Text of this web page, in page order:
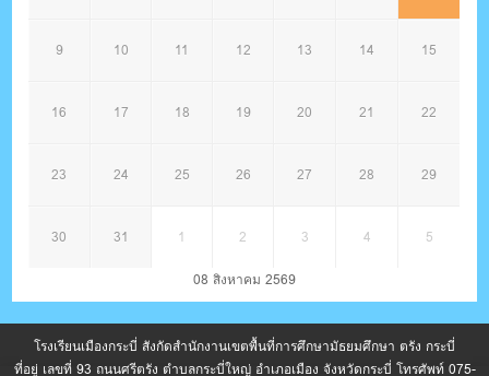
9 10 11 12 13 14 15
16 17 18 19 20 21 22
23 24 25 26 27 28 29
30 31 1 2 3 4 5
08 สิงหาคม 2569
โรงเรียนเมืองกระบี่ สังกัดสำนักงานเขตพื้นที่การศึกษามัธยมศึกษา ตรัง กระบี่
ที่อยู่ เลขที่ 93 ถนนศรีตรัง ตำบลกระบี่ใหญ่ อำเภอเมือง จังหวัดกระบี่ โทรศัพท์ 075-